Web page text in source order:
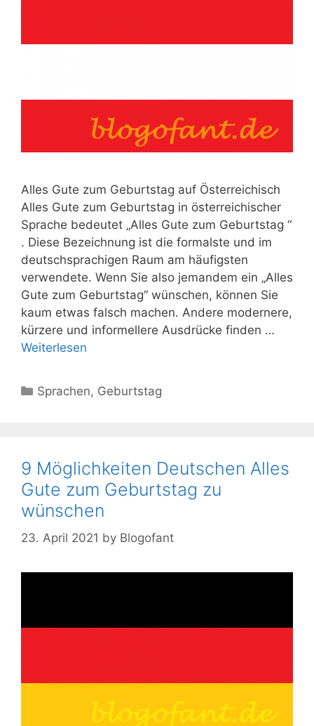
Alles Gute zum Geburtstag auf Österreichisch
Alles Gute zum Geburtstag in österreichischer
Sprache bedeutet „Alles Gute zum Geburtstag “
. Diese Bezeichnung ist die formalste und im
deutschsprachigen Raum am häufigsten
verwendete. Wenn Sie also jemandem ein „Alles
Gute zum Geburtstag“ wünschen, können Sie
kaum etwas falsch machen. Andere modernere,
kürzere und informellere Ausdrücke finden …
Weiterlesen
Kategorien
Sprachen, Geburtstag
9 Möglichkeiten Deutschen Alles
Gute zum Geburtstag zu
wünschen
23. April 2021 by Blogofant